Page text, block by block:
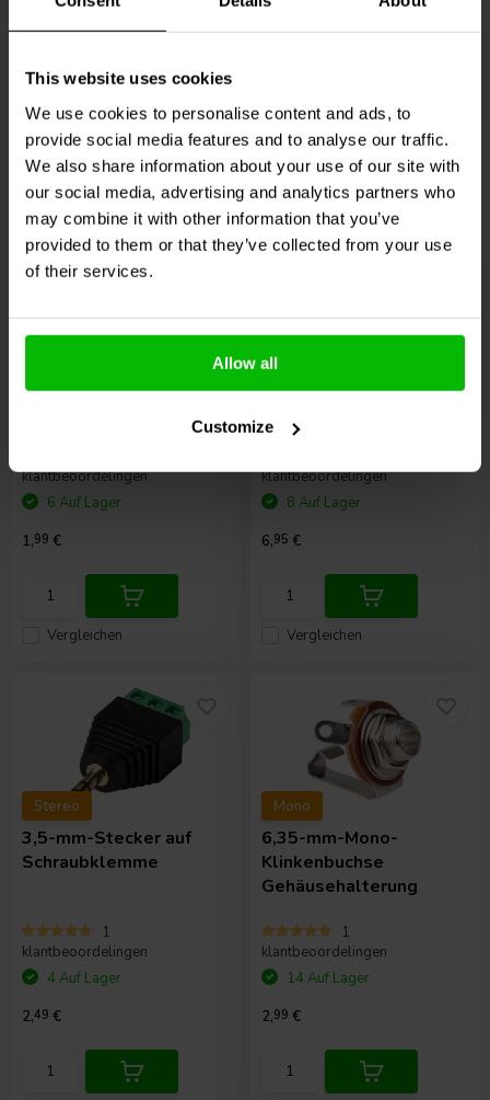
This website uses cookies
We use cookies to personalise content and ads, to
provide social media features and to analyse our traffic.
We also share information about your use of our site with
our social media, advertising and analytics partners who
may combine it with other information that you’ve
provided to them or that they’ve collected from your use
of their services.
Allow all
Customize
Vergleichen
13 Auf Lager
Vergleichen
Stereo
Klinkenbuchse Stereo
klantbeoordelingen
Vergleichen
6 Auf Lager
1,99 €
Speakon
6.35 mm Phone Jack to
Speakon Type Adapter
klantbeoordelingen
Vergleichen
8 Auf Lager
6,95 €
Stereo
3,5-mm-Stecker auf
Schraubklemme
1
klantbeoordelingen
4 Auf Lager
2,49 €
Mono
6,35-mm-Mono-
Klinkenbuchse
Gehäusehalterung
1
klantbeoordelingen
14 Auf Lager
2,99 €